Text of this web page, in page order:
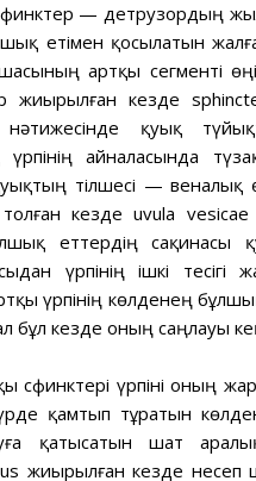
— детрузордың
етімен қосылатын
артқы сегменті
жиырылған кезде
қуық
үрпінің айналасында
тілшесі — веналық
толған кезде uvula
еттердің сақинасы
үрпінің ішкі
үрпінің көлденең
бұл кезде оның саңлауы
сфинктері үрпіні оның
қамтып тұратын
қатысатын шат
жиырылған кезде несеп